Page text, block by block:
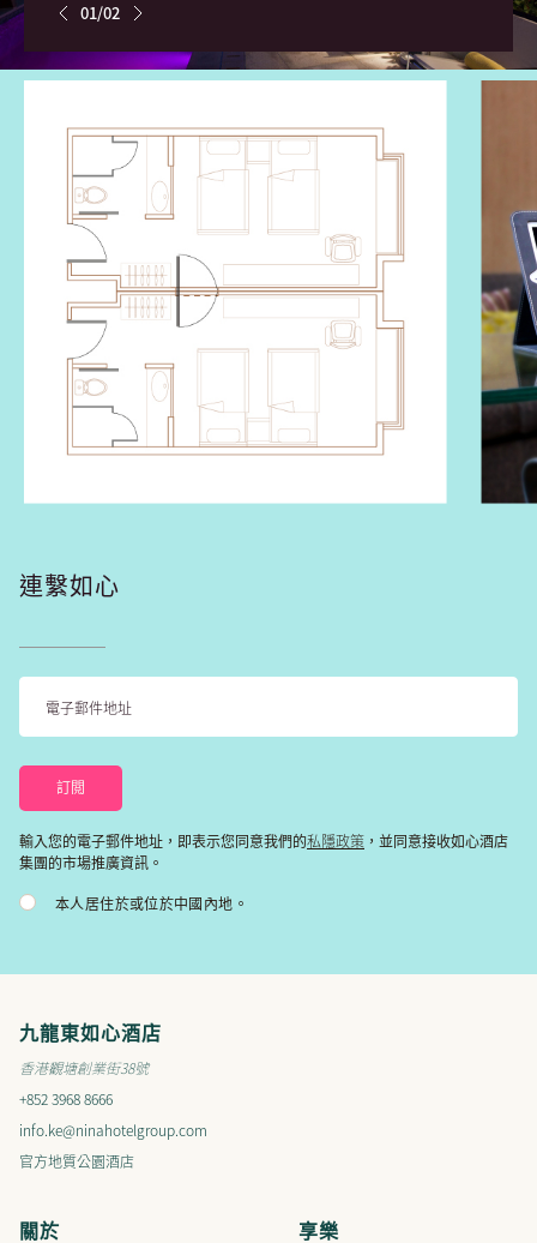
01/02
連繫如心
輸入您的電子郵件地址，即表示您同意我們的私隱政策 ，並同意接收如心酒店
集團的市場推廣資訊。
本人居住於或位於中國內地。
九龍東如心酒店
香港觀塘創業街38號
+852 3968 8666
info.ke@ninahotelgroup.com
官方地質公園酒店
關於 享樂